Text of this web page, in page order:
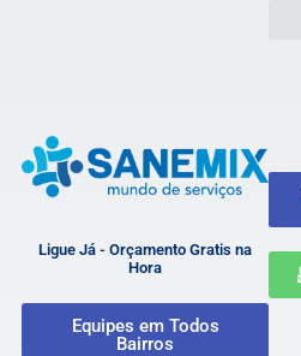
Ligue Já - Orçamento Gratis na
Hora
Equipes em Todos
Bairros